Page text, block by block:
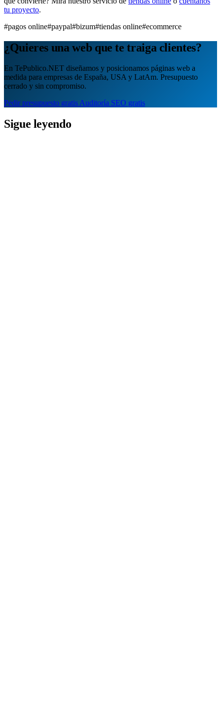
tu proyecto.
#pagos online#paypal#bizum#tiendas online#ecommerce
¿Quieres una web que te traiga clientes?
En TePublico.NET diseñamos y posicionamos páginas web a
medida para empresas de España, USA y LatAm. Presupuesto
cerrado y sin compromiso.
Pedir presupuesto gratis Auditoría SEO gratis
Sigue leyendo